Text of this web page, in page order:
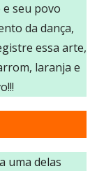
e seu povo
da dança,
essa arte,
laranja e
uma delas